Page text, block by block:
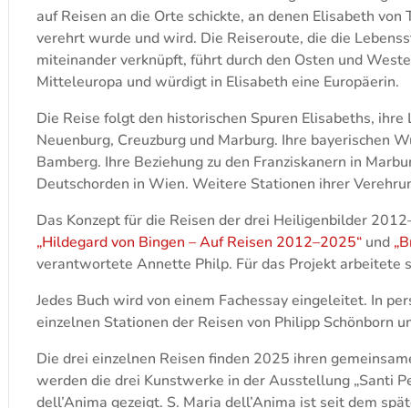
auf Reisen an die Orte schickte, an denen Elisabeth
verehrt wurde und wird. Die Reiseroute, die die
miteinander verknüpft, führt durch den Osten und
Mitteleuropa und würdigt in Elisabeth eine Europäerin.
Die Reise folgt den historischen Spuren Elisabeths,
Neuenburg, Creuzburg und Marburg. Ihre bayerischen
Bamberg. Ihre Beziehung zu den Franziskanern in
Deutschorden in Wien. Weitere Stationen ihrer
Das Konzept für die Reisen der drei Heiligenbilder
„Hildegard von Bingen – Auf Reisen 2012–2025“und
verantwortete Annette Philp. Für das Projekt arbeitete
Jedes Buch wird von einem Fachessay eingeleitet. In
einzelnen Stationen der Reisen von Philipp Schönborn
Die drei einzelnen Reisen finden 2025 ihren
werden die drei Kunstwerke in der Ausstellung „Santi
dell’Anima gezeigt. S. Maria dell’Anima ist seit dem